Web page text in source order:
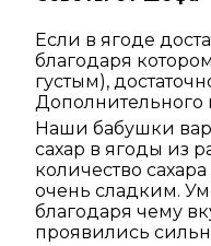
Если в ягоде
благодаря
густым),
Дополнительного
Наши бабушки
сахар в ягоды из
количество
очень сладким.
благодаря чему
проявились